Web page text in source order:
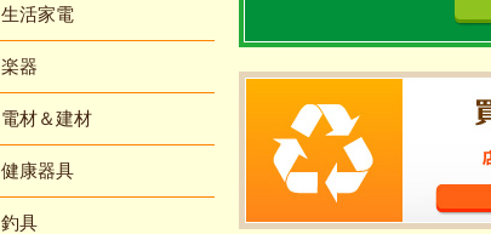
生活家電
楽器
電材＆建材
健康器具
釣具